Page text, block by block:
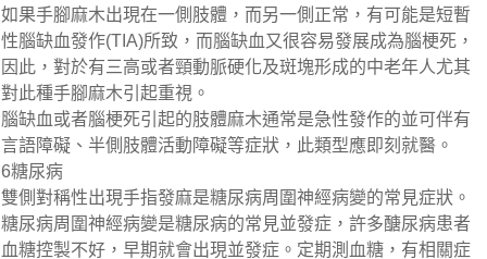
如果手腳麻木出現在一側肢體，而另一側正常，有可能是短暫
性腦缺血發作(TIA)所致，而腦缺血又很容易發展成為腦梗死，
因此，對於有三高或者頸動脈硬化及斑塊形成的中老年人尤其
對此種手腳麻木引起重視。
腦缺血或者腦梗死引起的肢體麻木通常是急性發作的並可伴有
言語障礙、半側肢體活動障礙等症狀，此類型應即刻就醫。
6糖尿病
雙側對稱性出現手指發麻是糖尿病周圍神經病變的常見症狀。
糖尿病周圍神經病變是糖尿病的常見並發症，許多醣尿病患者
血糖控製不好，早期就會出現並發症。定期測血糖，有相關症